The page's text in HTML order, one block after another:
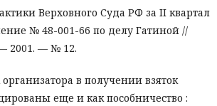
Верховного Суда РФ за II квартал
№ 48-001-66 по делу Гатиной //
2001. — № 12.
в получении взяток
еще и как пособничество :